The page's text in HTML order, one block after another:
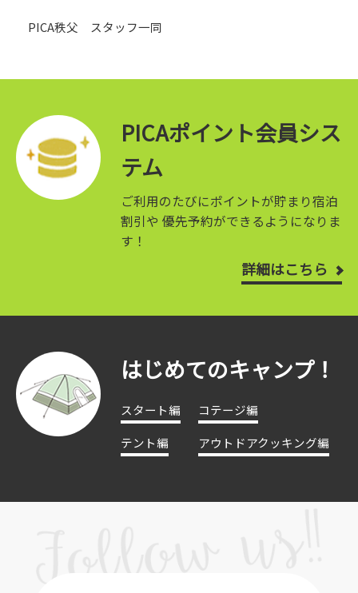
PICA秩父 スタッフ一同
PICAポイント会員シス
テム
ご利用のたびにポイントが貯まり宿泊
割引や 優先予約ができるようになりま
す！
詳細はこちら
はじめてのキャンプ！
スタート編
コテージ編
テント編
アウトドアクッキング編